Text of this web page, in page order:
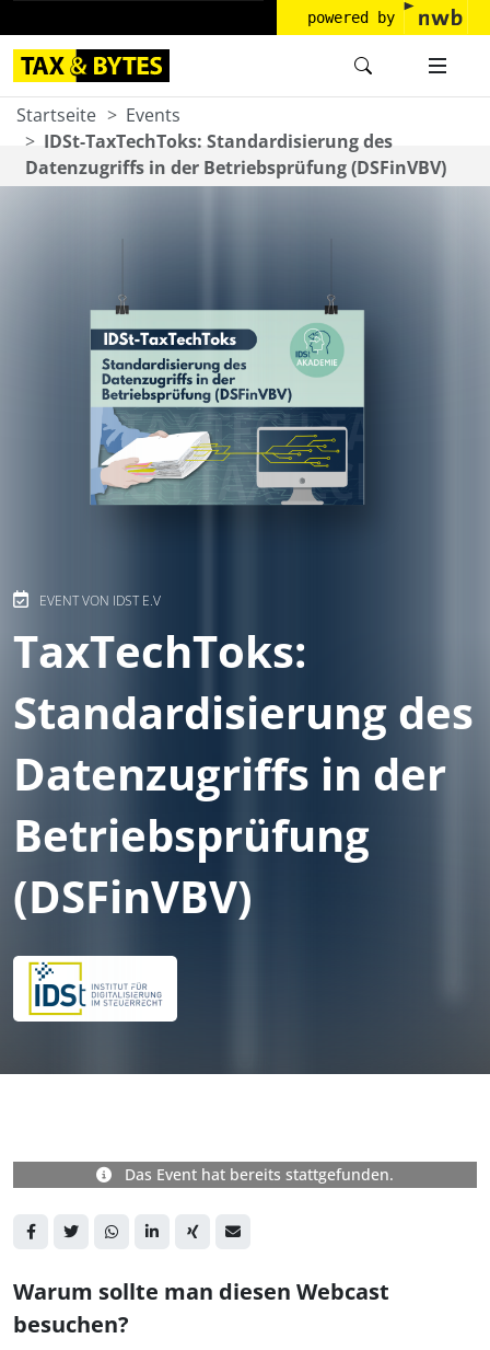
powered by
Startseite
Events
IDSt-TaxTechToks: Standardisierung des
Datenzugriffs in der Betriebsprüfung (DSFinVBV)
EVENT VON IDST E.V
TaxTechToks:
Standardisierung des
Datenzugriffs in der
Betriebsprüfung
(DSFinVBV)
Das Event hat bereits stattgefunden.
Warum sollte man diesen Webcast
besuchen?